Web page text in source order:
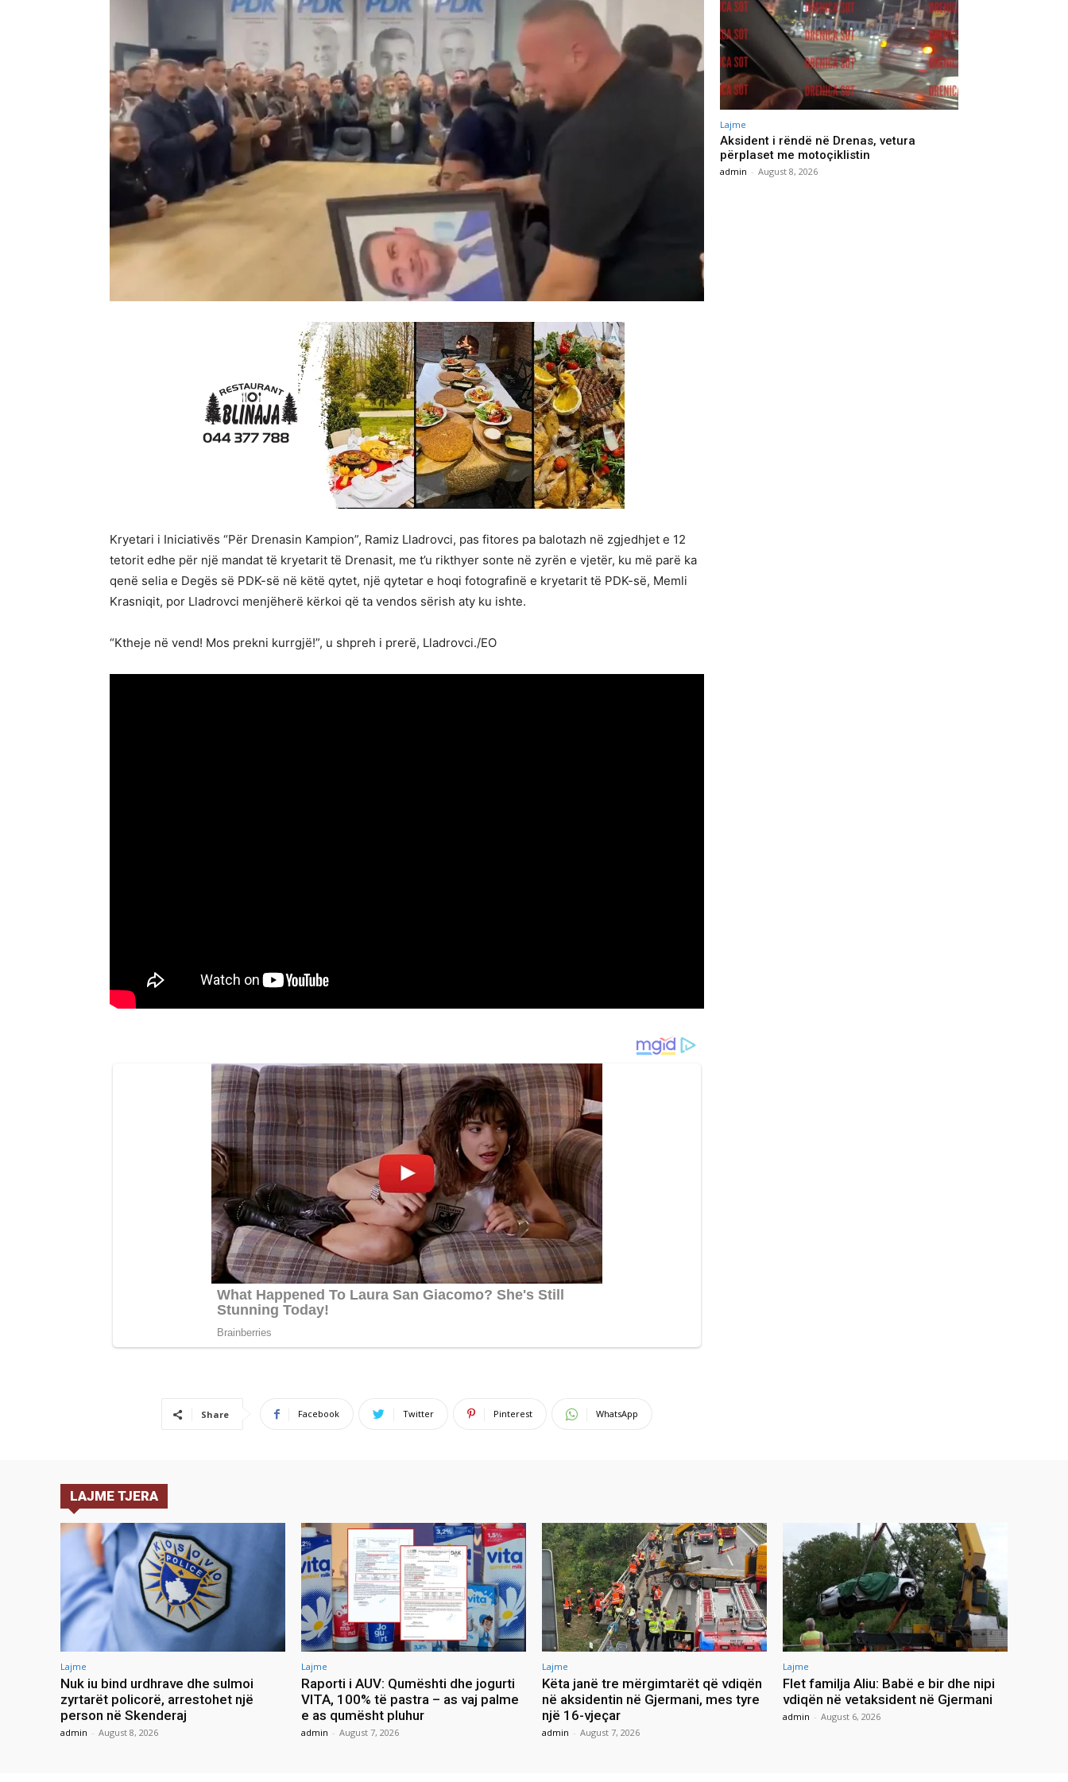
Kryetari i Iniciativës “Për Drenasin Kampion”, Ramiz Lladrovci, pas fitores pa balotazh në zgjedhjet e 12
tetorit edhe për një mandat të kryetarit të Drenasit, me t’u rikthyer sonte në zyrën e vjetër, ku më parë ka
qenë selia e Degës së PDK-së në këtë qytet, një qytetar e hoqi fotografinë e kryetarit të PDK-së, Memli
Krasniqit, por Lladrovci menjëherë kërkoi që ta vendos sërish aty ku ishte.
“Ktheje në vend! Mos prekni kurrgjë!”, u shpreh i prerë, Lladrovci./EO
Share Facebook Twitter Pinterest WhatsApp
Lajme
Aksident i rëndë në Drenas, vetura
përplaset me motoçiklistin
admin - August 8, 2026
LAJME TJERA
Lajme
Nuk iu bind urdhrave dhe sulmoi
zyrtarët policorë, arrestohet një
person në Skenderaj
admin - August 8, 2026
Lajme
Raporti i AUV: Qumështi dhe jogurti
VITA, 100% të pastra – as vaj palme
e as qumësht pluhur
admin - August 7, 2026
Lajme
Këta janë tre mërgimtarët që vdiqën
në aksidentin në Gjermani, mes tyre
një 16-vjeçar
admin - August 7, 2026
Lajme
Flet familja Aliu: Babë e bir dhe nipi
vdiqën në vetaksident në Gjermani
admin - August 6, 2026